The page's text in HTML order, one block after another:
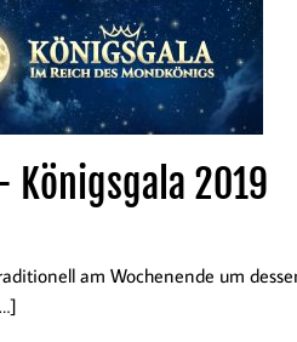
Königsgala 2019
am Wochenende um